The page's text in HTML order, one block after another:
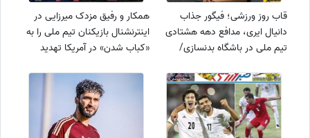
قاب روز ورزشی؛ فیگور جذاب
دانیال ایری، مدافع دهه هشتادی
تیم ملی در باشگاه بدنسازی/
+عکس
همکار و رفیق مزدک میرزایی در
اینترنشنال بازیکنان تیم ملی را به
«کباب شدن» در آمریکا تهدید